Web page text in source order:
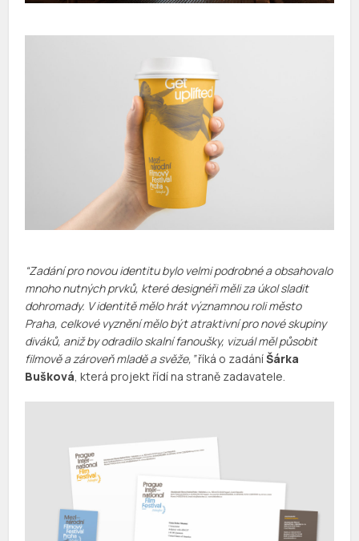
“Zadání pro novou identitu bylo velmi podrobné a obsahovalo
mnoho nutných prvků, které designéři měli za úkol sladit
dohromady. V identitě mělo hrát významnou roli město
Praha, celkové vyznění mělo být atraktivní pro nové skupiny
diváků, aniž by odradilo skalní fanoušky, vizuál měl působit
filmově a zároveň mladě a svěže,”říká o zadáníŠárka
Bušková, která projekt řídí na straně zadavatele.